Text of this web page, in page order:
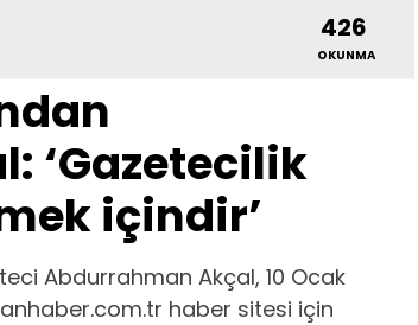
426
OKUNMA
‘Gazetecilik
içindir’
Abdurrahman Akçal, 10 Ocak
haber sitesi için